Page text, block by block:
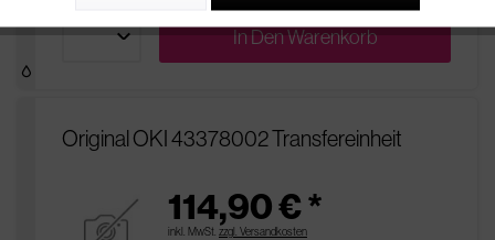
In DenWarenkorb
Original OKI 43378002 Transfereinheit
114,90 € *
inkl. MwSt. zzgl. Versandkosten